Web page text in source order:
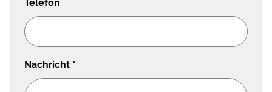
Telefon
Nachricht *